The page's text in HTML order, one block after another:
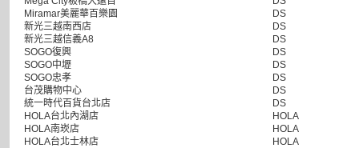
Miramar美麗華百樂園
DS
新光三越南西店
DS
新光三越信義A8
DS
SOGO復興
DS
SOGO中壢
DS
SOGO忠孝
DS
台茂購物中心
DS
統一時代百貨台北店
DS
HOLA台北內湖店
HOLA
HOLA南崁店
HOLA
HOLA台北士林店
HOLA